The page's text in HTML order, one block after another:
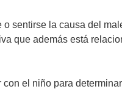
sentirse la causa del
que además está
el niño para